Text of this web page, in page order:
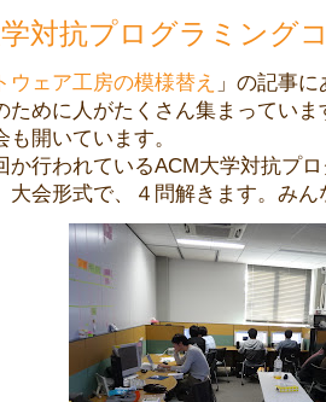
対抗プログラミング
ウェア工房の模様替え 」の記事
ために人がたくさん集まってい
も開いています。
行われているACM大学対抗プ
大会形式で、４問解きます。み